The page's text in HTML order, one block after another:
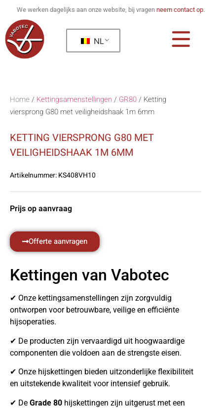
We werken dagelijks aan onze website, bij vragen neem contact op.
NL
Home / Kettingsamenstellingen / GR80/ Ketting
viersprong G80 met veiligheidshaak 1m 6mm
KETTING VIERSPRONG G80 MET
VEILIGHEIDSHAAK 1M 6MM
Artikelnummer:KS408VH10
Prijs op aanvraag
Offerte aanvragen
Kettingen van Vabotec
✔ Onze kettingsamenstellingen zijn zorgvuldig
ontworpen voor betrouwbare, veilige en efficiënte
hijsoperaties.
✔ De producten zijn vervaardigd uit hoogwaardige
componenten die voldoen aan de strengste eisen.
✔ Onze hijskettingen bieden uitzonderlijke flexibiliteit
en uitstekende kwaliteit voor intensief gebruik.
✔ De Grade 80 hijskettingen zijn uitgerust met een